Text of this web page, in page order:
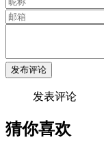
发布评论
发表评论
猜你喜欢